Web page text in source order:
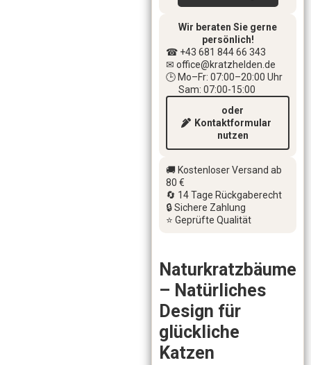
Wir beraten Sie gerne
persönlich!
☎ +43 681 844 66 343
✉ office@kratzhelden.de
🕒 Mo–Fr: 07:00–20:00 Uhr
Sam: 07:00-15:00
oder
Kontaktformular
nutzen
🚚 Kostenloser Versand ab
80 €
🔄 14 Tage Rückgaberecht
🔒 Sichere Zahlung
⭐ Geprüfte Qualität
Naturkratzbäume
– Natürliches
Design für
glückliche
Katzen